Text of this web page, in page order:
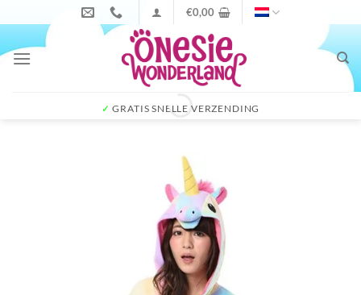
naar
inhoud
€0,00
✓ GRATIS SNELLE VERZENDING